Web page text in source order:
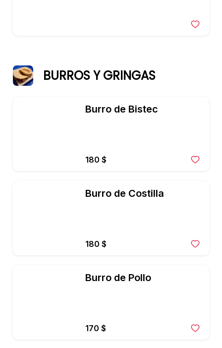
BURROS Y GRINGAS
Burro de Bistec
180 $
Burro de Costilla
180 $
Burro de Pollo
170 $